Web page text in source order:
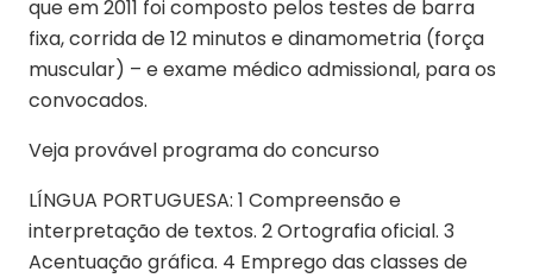
que em 2011 foi composto pelos testes de barra
fixa, corrida de 12 minutos e dinamometria (força
muscular) – e exame médico admissional, para os
convocados.
Veja provável programa do concurso
LÍNGUA PORTUGUESA: 1 Compreensão e
interpretação de textos. 2 Ortografia oficial. 3
Acentuação gráfica. 4 Emprego das classes de